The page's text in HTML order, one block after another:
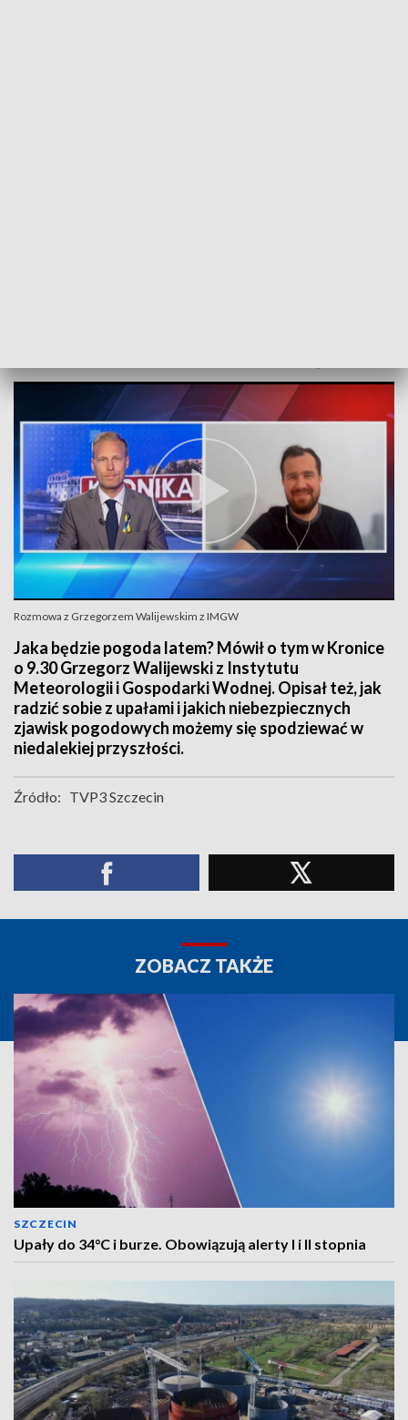
Rozmowa z Grzegorzem Walijewskim z IMGW
Jaka będzie pogoda latem? Mówił o tym w Kronice
o 9.30 Grzegorz Walijewski z Instytutu
Meteorologii i Gospodarki Wodnej. Opisał też, jak
radzić sobie z upałami i jakich niebezpiecznych
zjawisk pogodowych możemy się spodziewać w
niedalekiej przyszłości.
Źródło: TVP3 Szczecin
ZOBACZ TAKŻE
SZCZECIN
Upały do 34°C i burze. Obowiązują alerty I i II stopnia